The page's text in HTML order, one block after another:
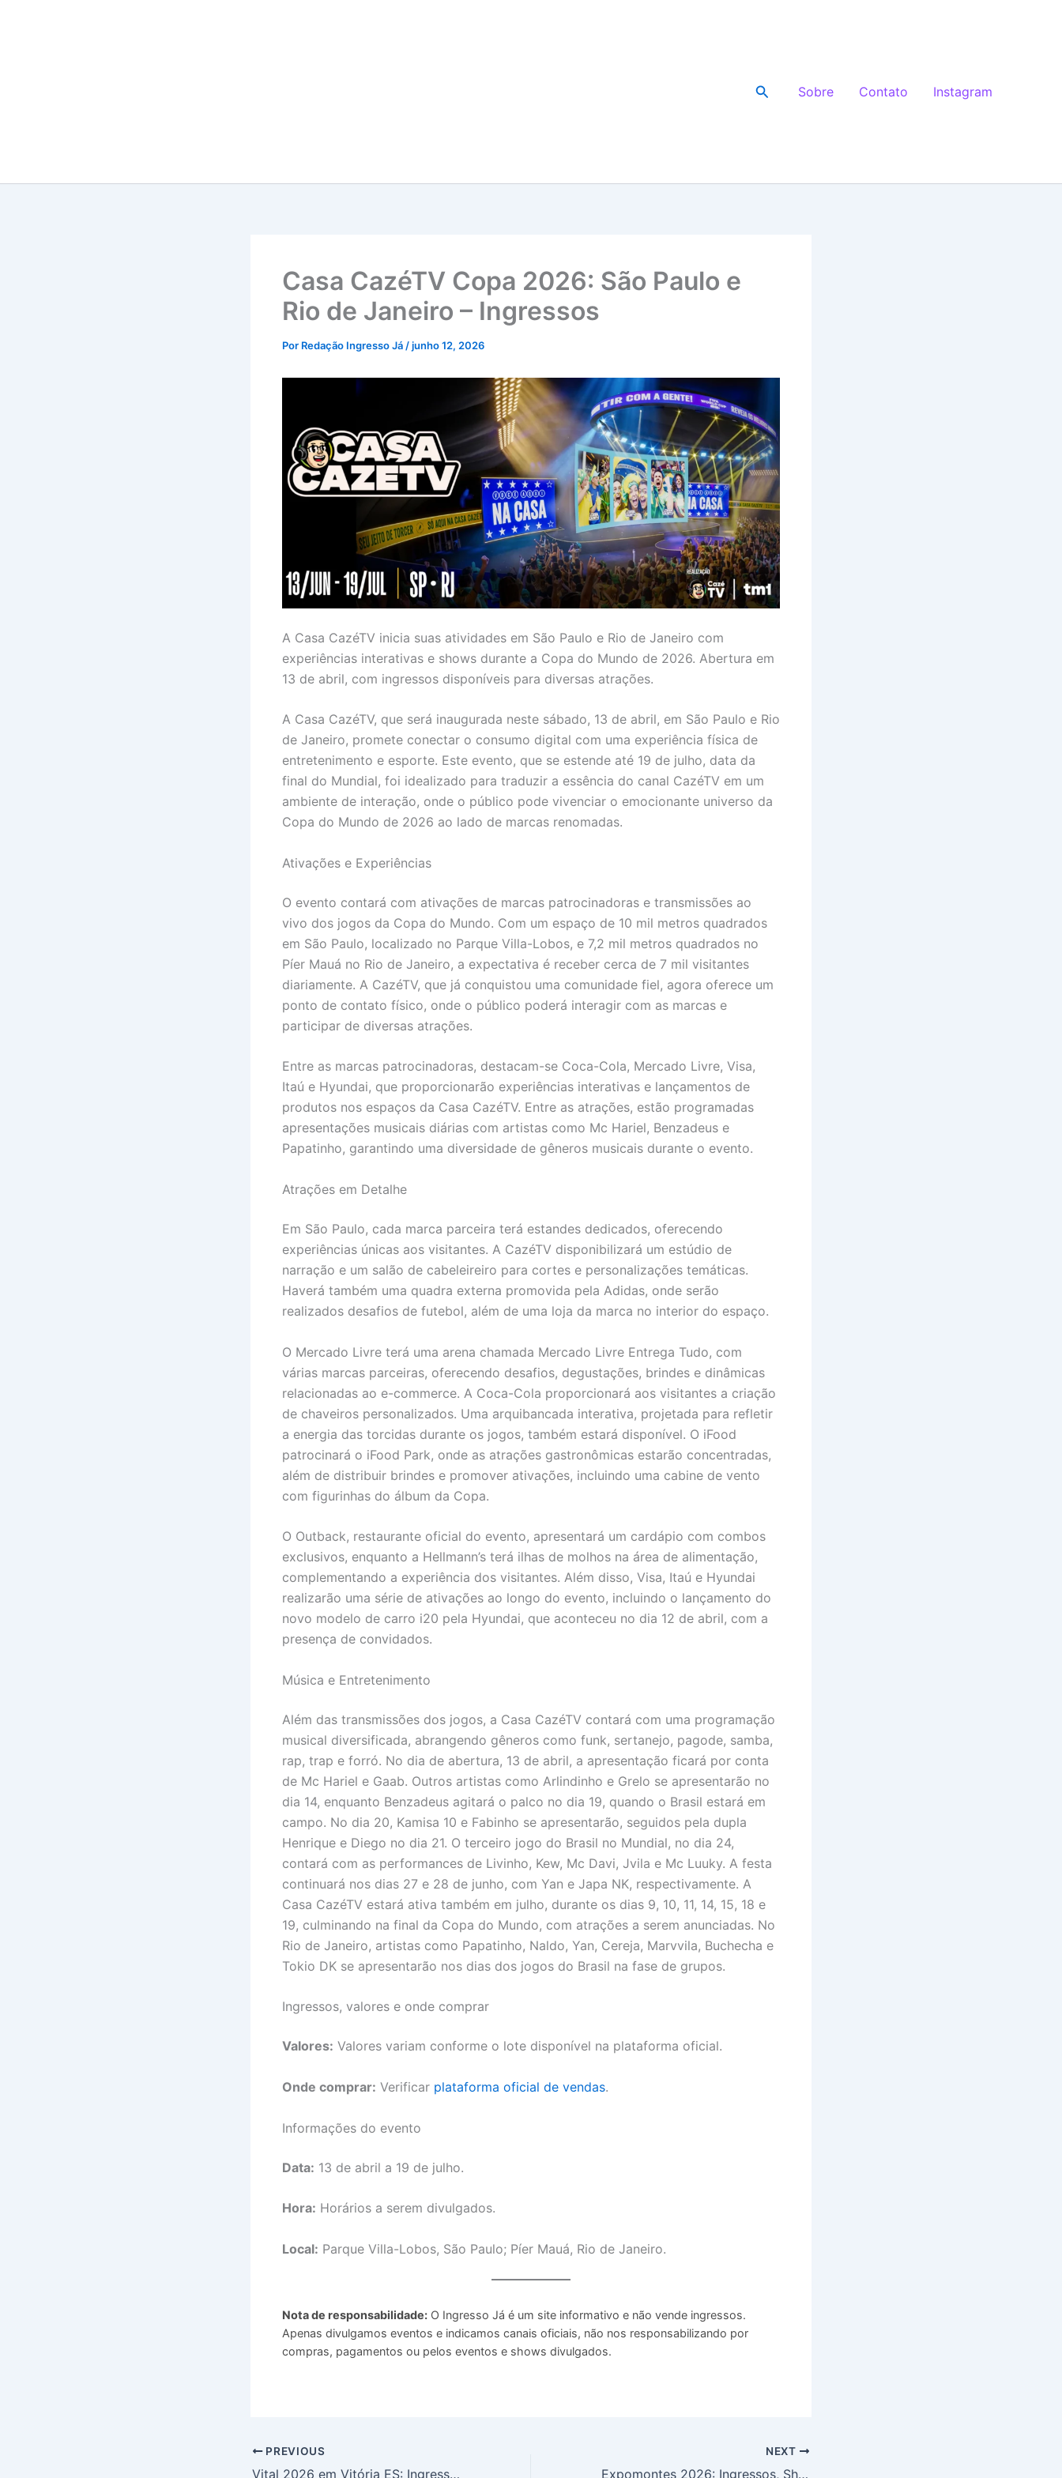
Pesquisar
Sobre Contato Instagram
Casa CazéTV Copa 2026: São Paulo e
Rio de Janeiro – Ingressos
Por Redação Ingresso Já /junho 12, 2026
A Casa CazéTV inicia suas atividades em São Paulo e Rio de Janeiro com
experiências interativas e shows durante a Copa do Mundo de 2026. Abertura em
13 de abril, com ingressos disponíveis para diversas atrações.
A Casa CazéTV, que será inaugurada neste sábado, 13 de abril, em São Paulo e Rio
de Janeiro, promete conectar o consumo digital com uma experiência física de
entretenimento e esporte. Este evento, que se estende até 19 de julho, data da
final do Mundial, foi idealizado para traduzir a essência do canal CazéTV em um
ambiente de interação, onde o público pode vivenciar o emocionante universo da
Copa do Mundo de 2026 ao lado de marcas renomadas.
Ativações e Experiências
O evento contará com ativações de marcas patrocinadoras e transmissões ao
vivo dos jogos da Copa do Mundo. Com um espaço de 10 mil metros quadrados
em São Paulo, localizado no Parque Villa-Lobos, e 7,2 mil metros quadrados no
Píer Mauá no Rio de Janeiro, a expectativa é receber cerca de 7 mil visitantes
diariamente. A CazéTV, que já conquistou uma comunidade fiel, agora oferece um
ponto de contato físico, onde o público poderá interagir com as marcas e
participar de diversas atrações.
Entre as marcas patrocinadoras, destacam-se Coca-Cola, Mercado Livre, Visa,
Itaú e Hyundai, que proporcionarão experiências interativas e lançamentos de
produtos nos espaços da Casa CazéTV. Entre as atrações, estão programadas
apresentações musicais diárias com artistas como Mc Hariel, Benzadeus e
Papatinho, garantindo uma diversidade de gêneros musicais durante o evento.
Atrações em Detalhe
Em São Paulo, cada marca parceira terá estandes dedicados, oferecendo
experiências únicas aos visitantes. A CazéTV disponibilizará um estúdio de
narração e um salão de cabeleireiro para cortes e personalizações temáticas.
Haverá também uma quadra externa promovida pela Adidas, onde serão
realizados desafios de futebol, além de uma loja da marca no interior do espaço.
O Mercado Livre terá uma arena chamada Mercado Livre Entrega Tudo, com
várias marcas parceiras, oferecendo desafios, degustações, brindes e dinâmicas
relacionadas ao e-commerce. A Coca-Cola proporcionará aos visitantes a criação
de chaveiros personalizados. Uma arquibancada interativa, projetada para refletir
a energia das torcidas durante os jogos, também estará disponível. O iFood
patrocinará o iFood Park, onde as atrações gastronômicas estarão concentradas,
além de distribuir brindes e promover ativações, incluindo uma cabine de vento
com figurinhas do álbum da Copa.
O Outback, restaurante oficial do evento, apresentará um cardápio com combos
exclusivos, enquanto a Hellmann’s terá ilhas de molhos na área de alimentação,
complementando a experiência dos visitantes. Além disso, Visa, Itaú e Hyundai
realizarão uma série de ativações ao longo do evento, incluindo o lançamento do
novo modelo de carro i20 pela Hyundai, que aconteceu no dia 12 de abril, com a
presença de convidados.
Música e Entretenimento
Além das transmissões dos jogos, a Casa CazéTV contará com uma programação
musical diversificada, abrangendo gêneros como funk, sertanejo, pagode, samba,
rap, trap e forró. No dia de abertura, 13 de abril, a apresentação ficará por conta
de Mc Hariel e Gaab. Outros artistas como Arlindinho e Grelo se apresentarão no
dia 14, enquanto Benzadeus agitará o palco no dia 19, quando o Brasil estará em
campo. No dia 20, Kamisa 10 e Fabinho se apresentarão, seguidos pela dupla
Henrique e Diego no dia 21. O terceiro jogo do Brasil no Mundial, no dia 24,
contará com as performances de Livinho, Kew, Mc Davi, Jvila e Mc Luuky. A festa
continuará nos dias 27 e 28 de junho, com Yan e Japa NK, respectivamente. A
Casa CazéTV estará ativa também em julho, durante os dias 9, 10, 11, 14, 15, 18 e
19, culminando na final da Copa do Mundo, com atrações a serem anunciadas. No
Rio de Janeiro, artistas como Papatinho, Naldo, Yan, Cereja, Marvvila, Buchecha e
Tokio DK se apresentarão nos dias dos jogos do Brasil na fase de grupos.
Ingressos, valores e onde comprar
Valores: Valores variam conforme o lote disponível na plataforma oficial.
Onde comprar: Verificar plataforma oficial de vendas.
Informações do evento
Data: 13 de abril a 19 de julho.
Hora: Horários a serem divulgados.
Local: Parque Villa-Lobos, São Paulo; Píer Mauá, Rio de Janeiro.
Nota de responsabilidade: O Ingresso Já é um site informativo e não vende ingressos.
Apenas divulgamos eventos e indicamos canais oficiais, não nos responsabilizando por
compras, pagamentos ou pelos eventos e shows divulgados.
PREVIOUS
Vital 2026 em Vitória ES: Ingressos e Shows
NEXT
Expomontes 2026: Ingressos, Shows e Informações – Montes Claros – MG